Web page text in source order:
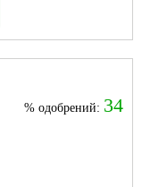
% одобрений: 34